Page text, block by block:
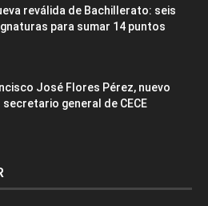
reválida de Bachillerato: seis
para sumar 14 puntos
José Flores Pérez, nuevo
secretario general de CECE